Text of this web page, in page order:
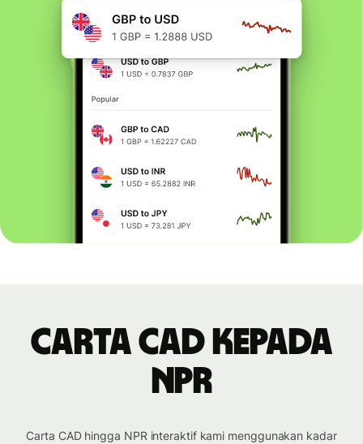
Carta CAD kepada
NPR
Carta CAD hingga NPR interaktif kami menggunakan kadar